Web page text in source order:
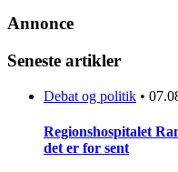
Annonce
Seneste artikler
Debat og politik •
Regionshospitalet
det er for sent